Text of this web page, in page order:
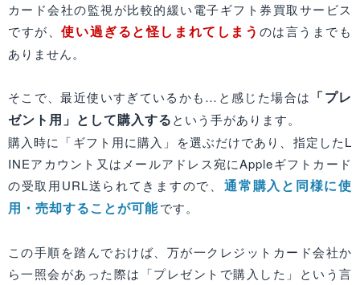
カード会社の監視が比較的緩い電子ギフト券買取サービス
ですが、使い過ぎると怪しまれてしまう のは言うまでも
ありません。
そこで、最近使いすぎているかも…と感じた場合は 「プレ
ゼント用」として購入するという手があります。
購入時に「ギフト用に購入」を選ぶだけであり、指定したL
INEアカウント又はメールアドレス宛にAppleギフトカード
の受取用URL送られてきますので、 通常購入と同様に使
用・売却することが可能です。
この手順を踏んでおけば、万が一クレジットカード会社か
ら一照会があった際は「プレゼントで購入した」という言